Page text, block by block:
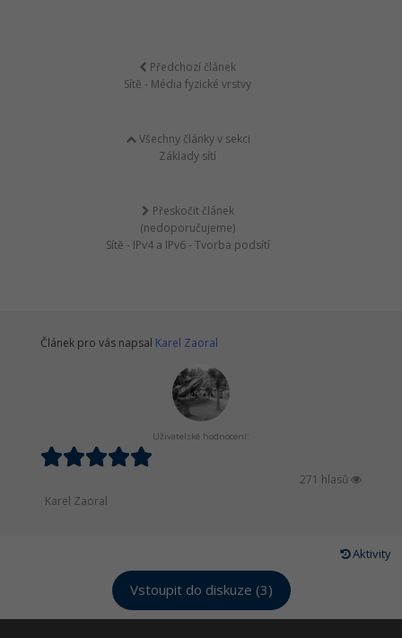
Předchozí článek
Sítě - Média fyzické vrstvy
Všechny články v sekci
Základy sítí
Přeskočit článek
(nedoporučujeme)
Sítě - IPv4 a IPv6 - Tvorba podsítí
Článek pro vás napsal Karel Zaoral
Uživatelské hodnocení:
271 hlasů
Karel Zaoral
Aktivity
Vstoupit do diskuze (3)